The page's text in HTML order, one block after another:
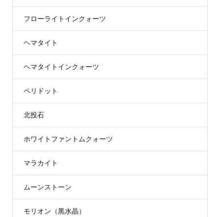
フローライトインクォーツ
ヘマタイト
ヘマタイトインクォーツ
ペリドット
北投石
ホワイトファントムクォーツ
マラカイト
ムーンストーン
モリオン（黒水晶）